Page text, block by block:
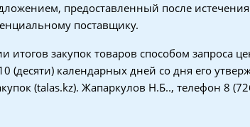
предоставленный после
поставщику.
итогов закупок товаров способом запроса
(десяти) календарных дней со дня его
(talas.kz). Жапаркулов Н.Б.., телефон 8